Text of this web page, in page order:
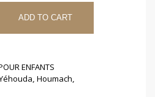
ADD TO CART
ENFANTS
, Houmach,